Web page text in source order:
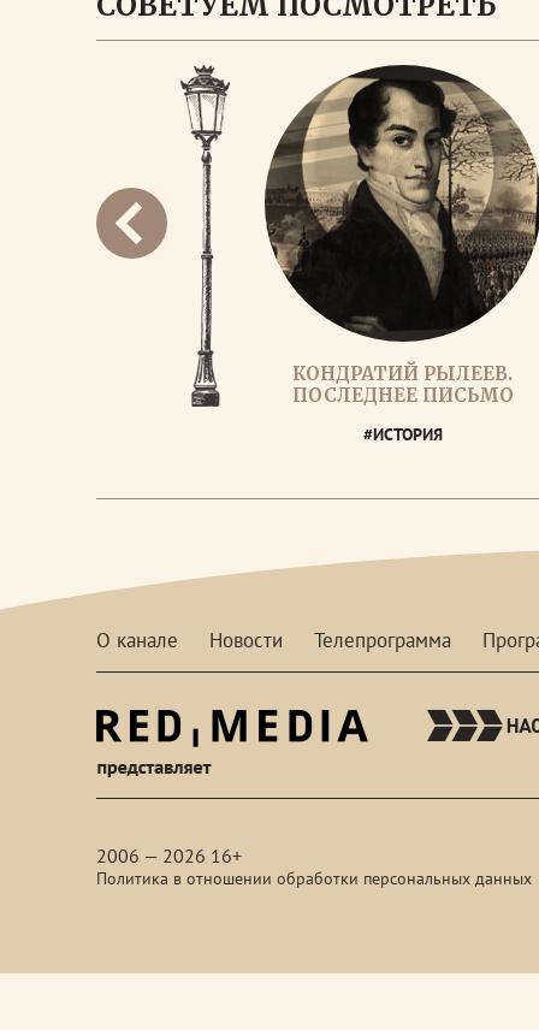
КОНДРАТИЙ РЫЛЕЕВ.
ПОСЛЕДНЕЕ ПИСЬМО
#ИСТОРИЯ
О канале Новости Телепрограмма
2006 — 2026 16+
Политика в отношении обработки персональных данных